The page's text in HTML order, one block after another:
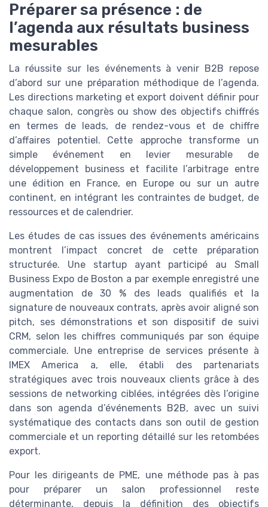
Préparer sa présence : de
l’agenda aux résultats business
mesurables
La réussite sur les événements à venir B2B repose
d’abord sur une préparation méthodique de l’agenda.
Les directions marketing et export doivent définir pour
chaque salon, congrès ou show des objectifs chiffrés
en termes de leads, de rendez-vous et de chiffre
d’affaires potentiel. Cette approche transforme un
simple événement en levier mesurable de
développement business et facilite l’arbitrage entre
une édition en France, en Europe ou sur un autre
continent, en intégrant les contraintes de budget, de
ressources et de calendrier.
Les études de cas issues des événements américains
montrent l’impact concret de cette préparation
structurée. Une startup ayant participé au Small
Business Expo de Boston a par exemple enregistré une
augmentation de 30 % des leads qualifiés et la
signature de nouveaux contrats, après avoir aligné son
pitch, ses démonstrations et son dispositif de suivi
CRM, selon les chiffres communiqués par son équipe
commerciale. Une entreprise de services présente à
IMEX America a, elle, établi des partenariats
stratégiques avec trois nouveaux clients grâce à des
sessions de networking ciblées, intégrées dès l’origine
dans son agenda d’événements B2B, avec un suivi
systématique des contacts dans son outil de gestion
commerciale et un reporting détaillé sur les retombées
export.
Pour les dirigeants de PME, une méthode pas à pas
pour préparer un salon professionnel reste
déterminante, depuis la définition des objectifs